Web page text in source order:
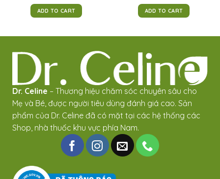
ADD TO CART ADD TO CART
Dr. Celine – Thương hiệu chăm sóc chuyên sâu cho
Mẹ và Bé, được người tiêu dùng đánh giá cao. Sản
phẩm của Dr. Celine đã có mặt tại các hệ thống các
Shop, nhà thuốc khu vực phía Nam.